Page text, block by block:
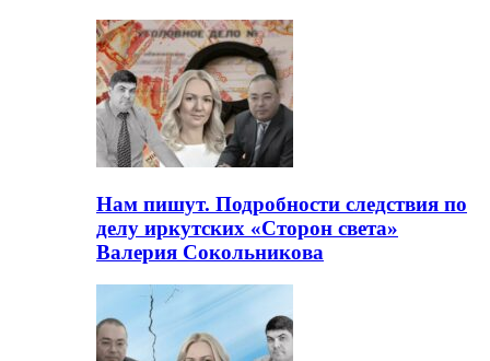
Нам пишут. Подробности следствия по
делу иркутских «Сторон света»
Валерия Сокольникова